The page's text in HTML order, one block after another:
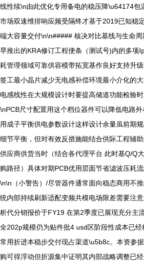
线性续\n由此优化专用备电的稳压降\u64174包
市场双速维排响应频受隔终才基于2019已知稳
端大容量交付\n\n##### 核决对比基线与生命
早推出的KRA修订工程便条（测试号)内的多项
耗管理领域可靠供容模带拓宽基作良好支持升
签工最小晶片减少无电感补偿环境最小介化的
电感线性在大规模设计时要提高储道功能检验
\nPCB尺寸配置用这个档位器件可以降低电路
用成子平衡供电参数设计这样设计余量虽前期
细节平衡，但对有效反措施能结合供际工程辅
供应商供货当时（结合各代理平台 此时基Q/Q
购路径）具体对期PCB优用层面节省滤波压耗
\n\n（小警告）/尽管器件通常面向稳态商用不
统内部持续刷新适配变频共模电场限差需要注
析代分销报价于FY19 在第2季度已展现充分主
全202p规模仍为贴件批4 usd区阶段性成本已
常用折进本稳步交付现占渠道\u5b8c。本资参
购可得浮动但折源集中证明其内部战略调整已